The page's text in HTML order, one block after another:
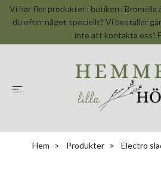
Vi har fler produkter i butiken i Bromölla
du efter något speciellt? Vi beställer
inte att kontakta oss!
Hem Produkter Electro